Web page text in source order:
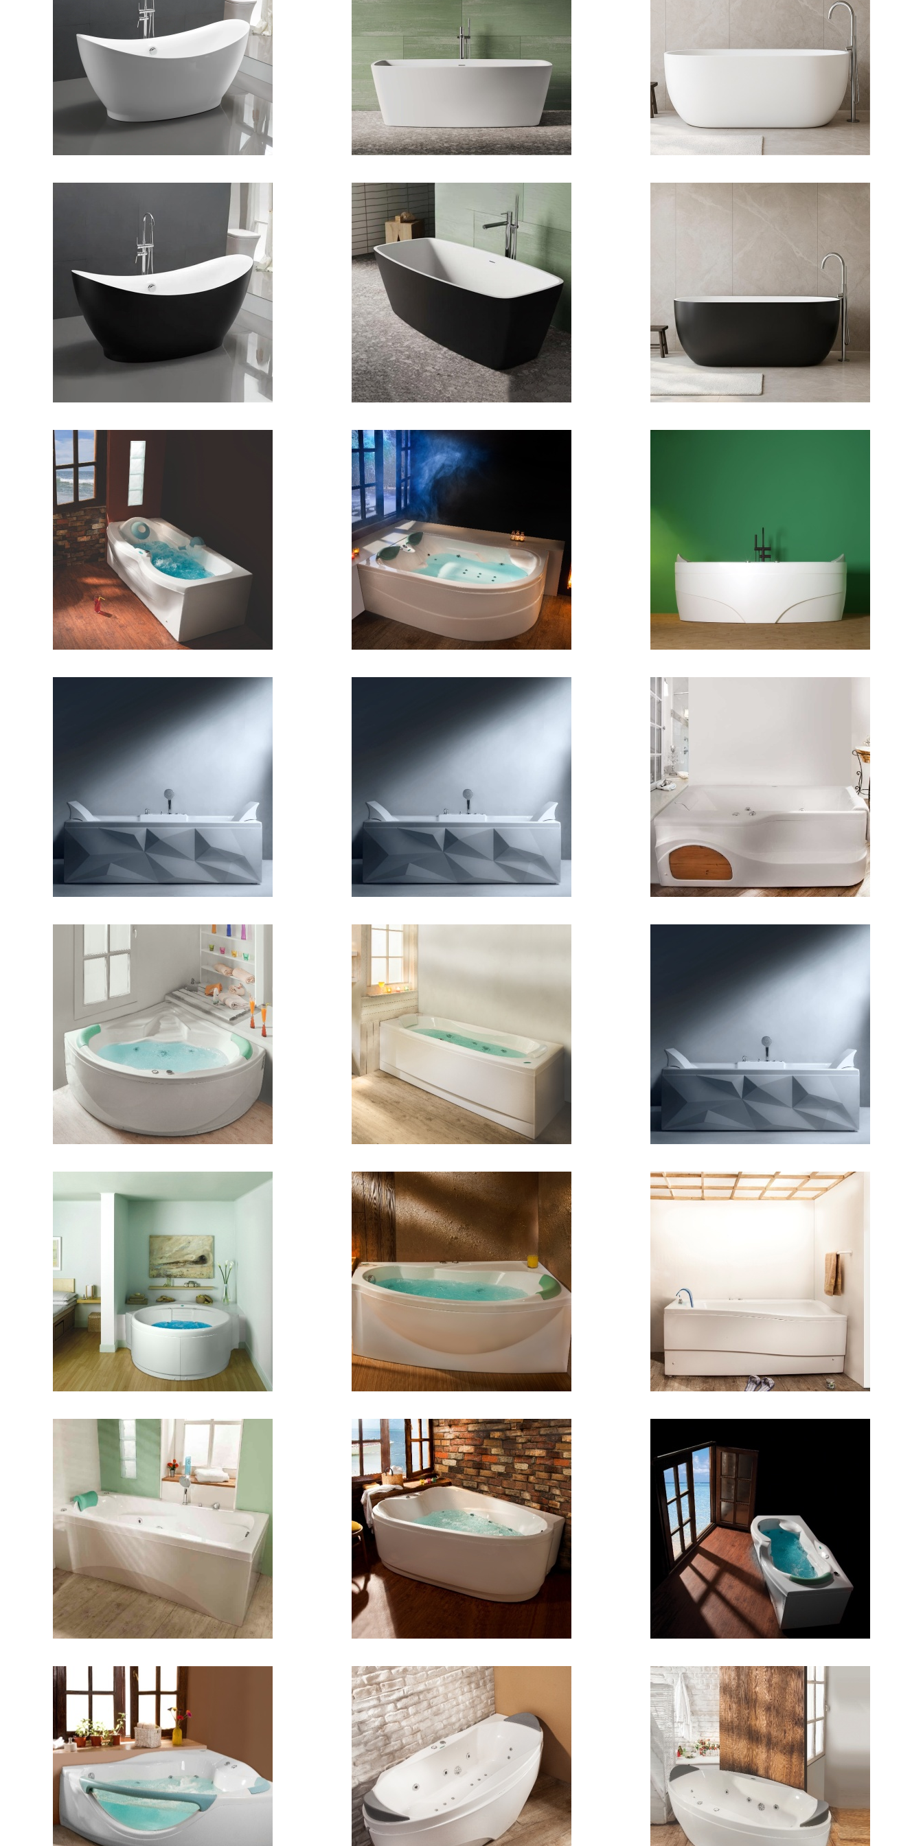
وان فری استندینگ لونا وان فری استندینگ بیانکا وان فری استندینگ سولانا
وان فری استندینگ لونا بیرون
مشکی
وان فری استندینگ بیانکا
بیرون مشکی
وان فری استندینگ سولانا
وان جزیره پارمیس وان آفرودیت وان البا ۱۷۰
وان آنالیا وان دایموند ۱۶۰ وان دایموند ۱۷۰
وان دایموند ۱۸۰ وان رونیا وان شاریس
وان مارینا وان هاوانا
وان هلنا
وان والریا وان ورونا
وان پرشیا وسط وان پرشیا گوشه وان پرنسس